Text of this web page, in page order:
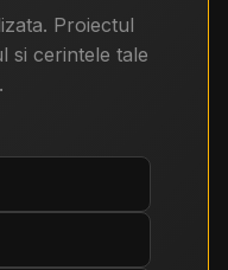
Proiectul
si cerintele tale